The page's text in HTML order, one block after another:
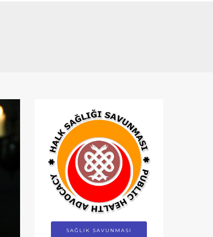
SAĞLIK SAVUNMASI